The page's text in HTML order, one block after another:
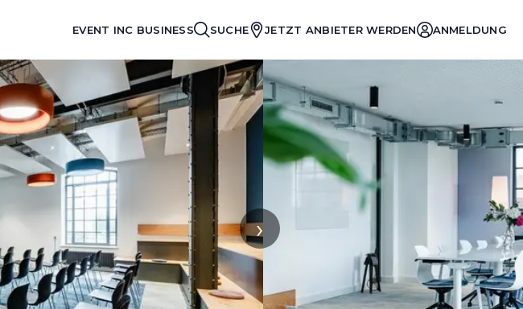
EVENT INC BUSINESS SUCHE JETZT ANBIETER WERDEN ANMELDUNG
›